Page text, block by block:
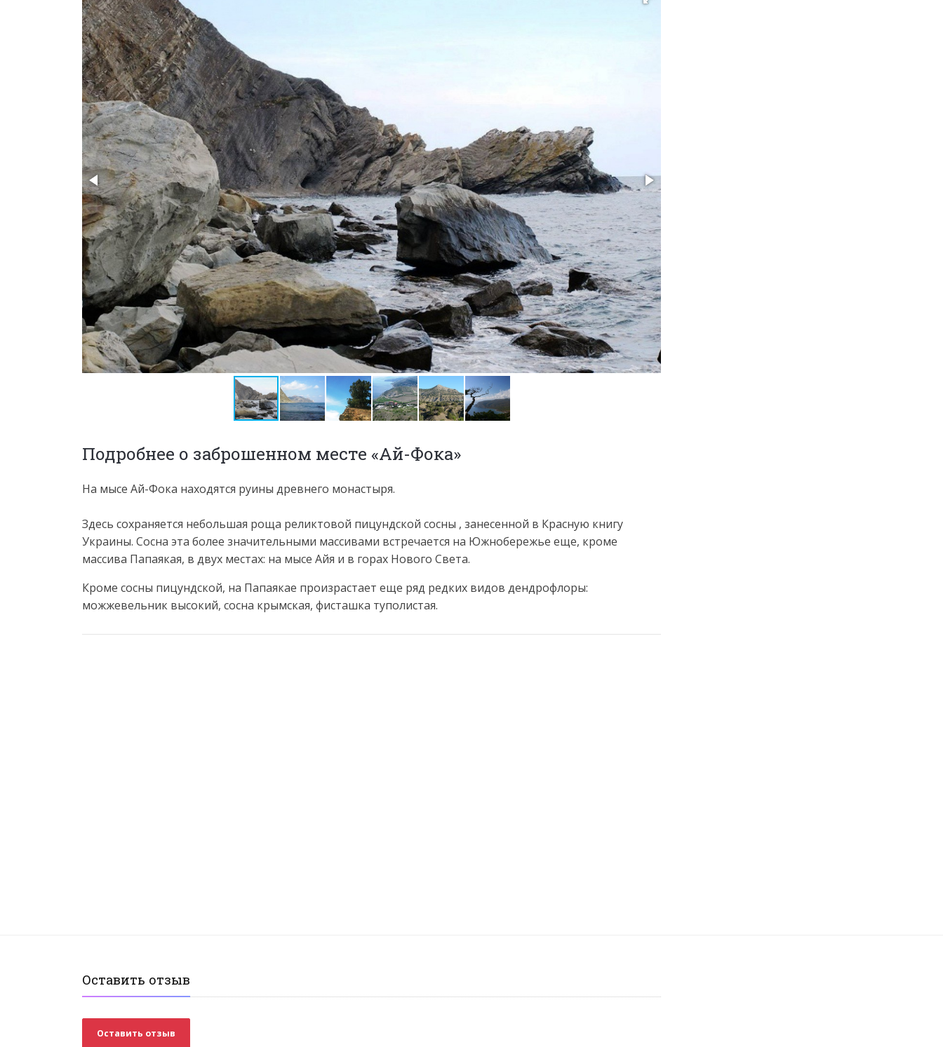
Подробнее о заброшенном месте «Ай-Фока»
На мысе Ай-Фока находятся руины древнего монастыря.
Здесь сохраняется небольшая роща реликтовой пицундской сосны , занесенной в Красную книгу
Украины. Сосна эта более значительными массивами встречается на Южнобережье еще, кроме
массива Папаякая, в двух местах: на мысе Айя и в горах Нового Света.
Кроме сосны пицундской, на Папаякае произрастает еще ряд редких видов дендрофлоры:
можжевельник высокий, сосна крымская, фисташка туполистая.
Оставить отзыв
Оставить отзыв